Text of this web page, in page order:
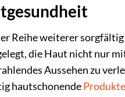
Reihe weiterer
die Haut nicht nur
Aussehen zu
hautschonendeProdukte